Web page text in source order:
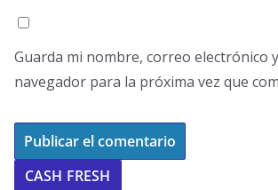
Guarda mi nombre, correo electrónico
navegador para la próxima vez que
CASH FRESH